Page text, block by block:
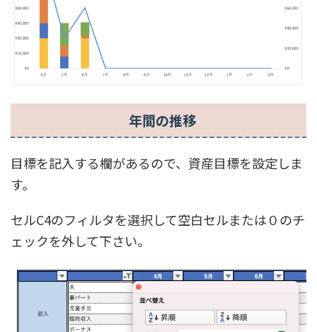
年間の推移
目標を記入する欄があるので、資産目標を設定しま
す。
セルC4のフィルタを選択して空白セルまたは０のチ
ェックを外して下さい。